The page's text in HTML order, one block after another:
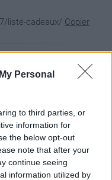
Personal
to third parties, or
information for
the below opt-out
note that after your
continue seeing
information utilized by
liste-cadeaux/ Copier
Rayons/DAC-audio-
rode-psa1-p157513-